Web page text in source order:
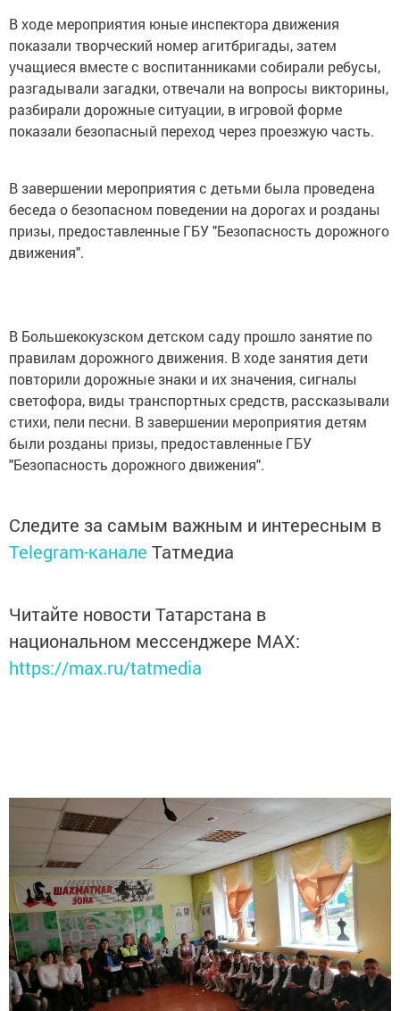
В ходе мероприятия юные инспектора движения
показали творческий номер агитбригады, затем
учащиеся вместе с воспитанниками собирали ребусы,
разгадывали загадки, отвечали на вопросы викторины,
разбирали дорожные ситуации, в игровой форме
показали безопасный переход через проезжую часть.
В завершении мероприятия с детьми была проведена
беседа о безопасном поведении на дорогах и розданы
призы, предоставленные ГБУ "Безопасность дорожного
движения".
В Большекокузском детском саду прошло занятие по
правилам дорожного движения. В ходе занятия дети
повторили дорожные знаки и их значения, сигналы
светофора, виды транспортных средств, рассказывали
стихи, пели песни. В завершении мероприятия детям
были розданы призы, предоставленные ГБУ
"Безопасность дорожного движения".
Следите за самым важным и интересным в
Telegram-канале Татмедиа
Читайте новости Татарстана в
национальном мессенджере MАХ:
https://max.ru/tatmedia